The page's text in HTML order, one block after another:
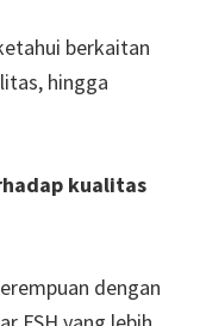
berkaitan
hingga
kualitas
dengan